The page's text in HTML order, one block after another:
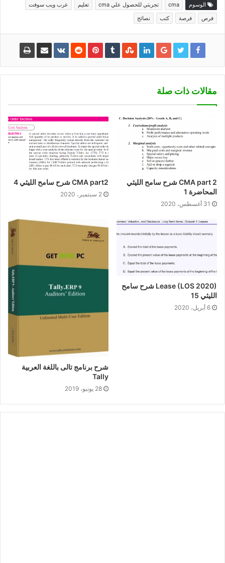
الوسوم cma تجربتي للحصول علي cma تعليم
عرب ويب سوفت
فرص
فرصة كتب نصائح
مقالات ذات صلة
CMA part 2 شرح سامح الليثي
المحاضرة 1
31 أغسطس، 2020
CMA part2 شرح سامح الليثي 4
2 سبتمبر، 2020
Lease (LOS 2020) شرح سامح
الليثي 15
6 أبريل، 2020
شرح برنامج تالى باللغة العربية
Tally
28 يونيو، 2019